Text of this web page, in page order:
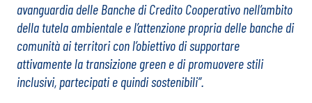
avanguardia delle Banche di Credito Cooperativo nell’ambito
della tutela ambientale e l’attenzione propria delle banche di
comunità ai territori con l’obiettivo di supportare
attivamente la transizione green e di promuovere stili
inclusivi, partecipati e quindi sostenibili”.